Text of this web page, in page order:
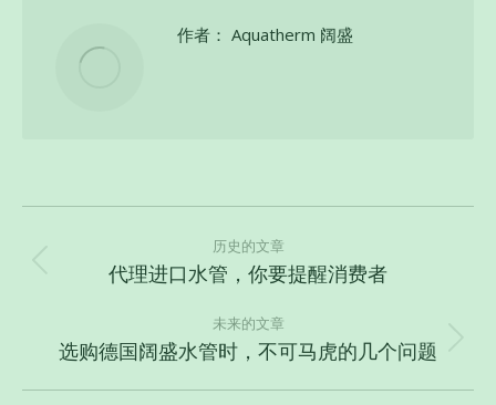
作者： Aquatherm 阔盛
历史的文章
历
的
文
代理进口水管，你要提醒消费者
未来的文章
未
选购德国阔盛水管时，不可马虎的几个问题